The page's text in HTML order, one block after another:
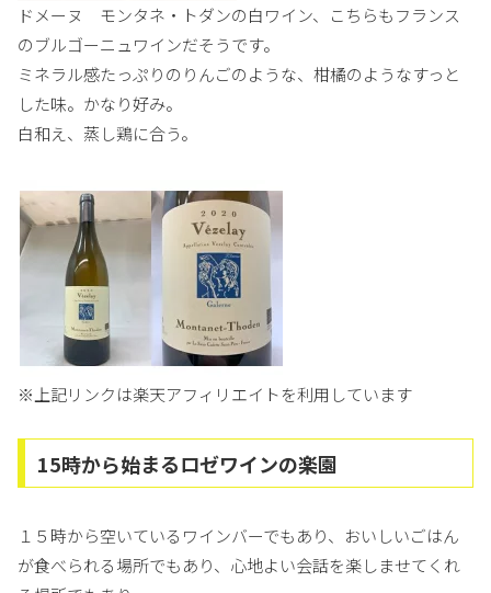
ドメーヌ モンタネ・トダンの白ワイン、こちらもフランス
のブルゴーニュワインだそうです。
ミネラル感たっぷりのりんごのような、柑橘のようなすっと
した味。かなり好み。
白和え、蒸し鶏に合う。
※上記リンクは楽天アフィリエイトを利用しています
15時から始まるロゼワインの楽園
１５時から空いているワインバーでもあり、おいしいごはん
が食べられる場所でもあり、心地よい会話を楽しませてくれ